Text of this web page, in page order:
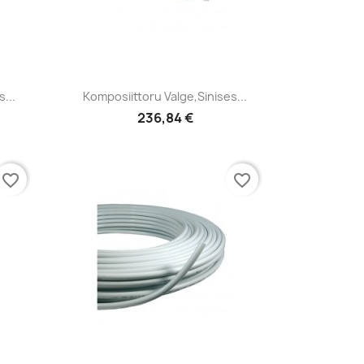
Kiirvaade
Komposiittoru Valge,sinises...
236,84 €
favorite_border favorite_border